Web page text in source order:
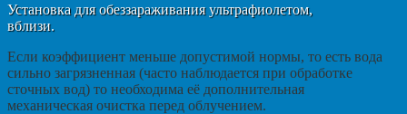
Установка для обеззараживания ультрафиолетом,
вблизи.
Если коэффициент меньше допустимой нормы, то есть вода
сильно загрязненная (часто наблюдается при обработке
сточных вод) то необходима её дополнительная
механическая очистка перед облучением.